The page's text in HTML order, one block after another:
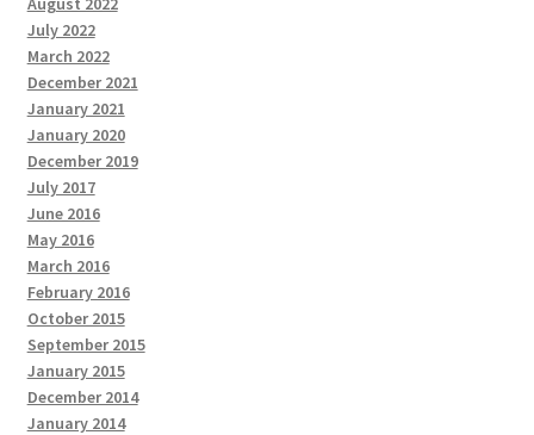
July 2022
March 2022
December 2021
January 2021
January 2020
December 2019
July 2017
June 2016
May 2016
March 2016
February 2016
October 2015
September 2015
January 2015
December 2014
January 2014